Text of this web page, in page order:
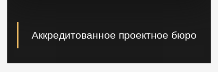
Аккредитованное проектное бюро